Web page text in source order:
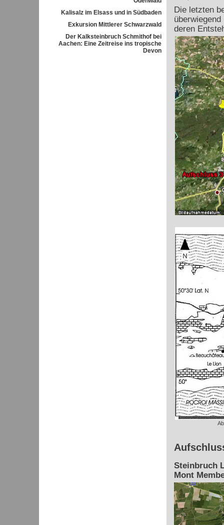
Kalisalz im Elsass und in Südbaden
Exkursion Mittlerer Schwarzwald
Der Kalksteinbruch Schmithof bei
Aachen: Eine Zeitreise ins tropische
Devon
Die letzten
deren
Steinbruch
Mont